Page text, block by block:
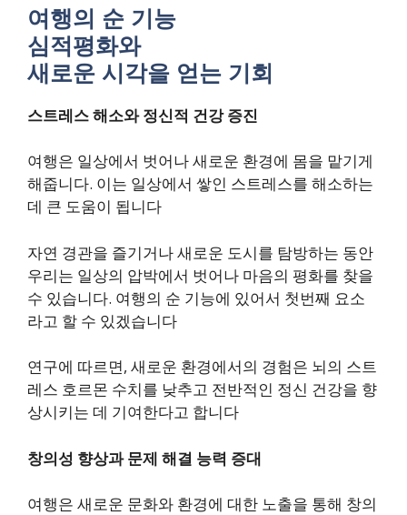
여행의 순 기능
심적평화와
새로운 시각을 얻는 기회
스트레스 해소와 정신적 건강 증진
여행은 일상에서 벗어나 새로운 환경에 몸을 맡기게
해줍니다. 이는 일상에서 쌓인 스트레스를 해소하는
데 큰 도움이 됩니다
자연 경관을 즐기거나 새로운 도시를 탐방하는 동안
우리는 일상의 압박에서 벗어나 마음의 평화를 찾을
수 있습니다. 여행의 순 기능에 있어서 첫번째 요소
라고 할 수 있겠습니다
연구에 따르면, 새로운 환경에서의 경험은 뇌의 스트
레스 호르몬 수치를 낮추고 전반적인 정신 건강을 향
상시키는 데 기여한다고 합니다
창의성 향상과 문제 해결 능력 증대
여행은 새로운 문화와 환경에 대한 노출을 통해 창의